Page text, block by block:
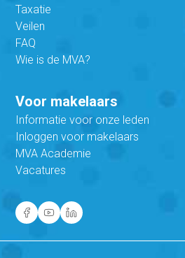
Taxatie
Veilen
FAQ
Wie is de MVA?
Voor makelaars
Informatie voor onze leden
Inloggen voor makelaars
MVA Academie
Vacatures